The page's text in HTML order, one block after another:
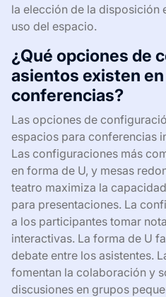
la elección de la disposición
uso del espacio.
¿Qué opciones de
asientos existen
conferencias?
Las opciones de
espacios para conferencias
Las configuraciones más
en forma de U, y mesas
teatro maximiza la
para presentaciones. La
a los participantes tomar
interactivas. La forma de U
debate entre los asistentes.
fomentan la colaboración y
discusiones en grupos